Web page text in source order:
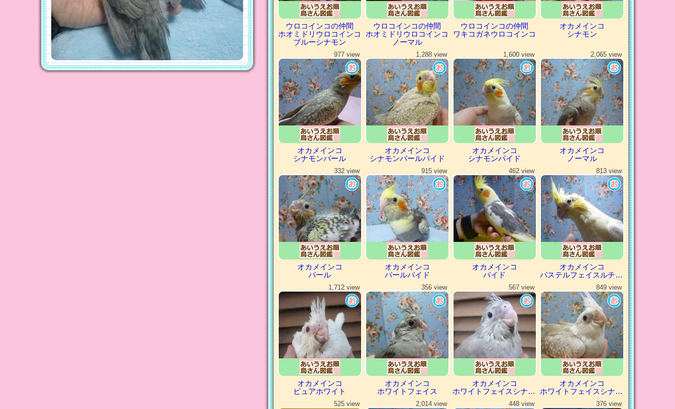
ウロコインコの仲間
ホオミドリウロコインコ
ブルーシナモン
ウロコインコの仲間
ホオミドリウロコインコ
ノーマル
ウロコインコの仲間
ワキコガネウロコインコ
オカメインコ
シナモン
977 view
オカメインコ
シナモンパール
1,288 view
オカメインコ
シナモンパールパイド
1,600 view
オカメインコ
シナモンパイド
2,065 view
オカメインコ
ノーマル
332 view
オカメインコ
パール
915 view
オカメインコ
パールパイド
462 view
オカメインコ
パイド
813 view
オカメインコ
パステルフェイスルチノー
1,712 view
オカメインコ
ピュアホワイト
356 view
オカメインコ
ホワイトフェイス
567 view
オカメインコ
ホワイトフェイスシナモン
849 view
オカメインコ
ホワイトフェイスシナモンパール
525 view 2,014 view 448 view 376 view